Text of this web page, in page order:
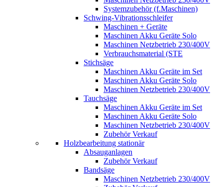
Systemzubehör (f.Maschinen)
Schwing-Vibrationsschleifer
Maschinen + Geräte
Maschinen Akku Geräte Solo
Maschinen Netzbetrieb 230/400V
Verbrauchsmaterial (STE
Stichsäge
Maschinen Akku Geräte im Set
Maschinen Akku Geräte Solo
Maschinen Netzbetrieb 230/400V
Tauchsäge
Maschinen Akku Geräte im Set
Maschinen Akku Geräte Solo
Maschinen Netzbetrieb 230/400V
Zubehör Verkauf
Holzbearbeitung stationär
Absauganlagen
Zubehör Verkauf
Bandsäge
Maschinen Netzbetrieb 230/400V